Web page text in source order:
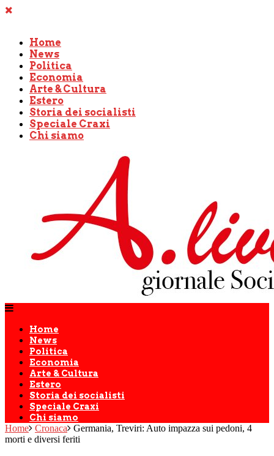
Home
News
Politica
Economia
Arte & Cultura
Estero
Storia dei socialisti
Speciale Craxi
Chi siamo
Home
News
Politica
Economia
Arte & Cultura
Estero
Storia dei socialisti
Speciale Craxi
Chi siamo
Home Cronaca
Germania, Treviri: Auto impazza sui pedoni, 4
morti e diversi feriti